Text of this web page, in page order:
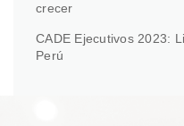
crecer
CADE Ejecutivos 2023:
Perú